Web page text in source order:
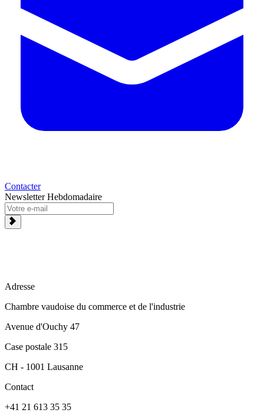
Contacter
Newsletter Hebdomadaire
Adresse
Chambre vaudoise du commerce et de l'industrie
Avenue d'Ouchy 47
Case postale 315
CH - 1001 Lausanne
Contact
+41 21 613 35 35